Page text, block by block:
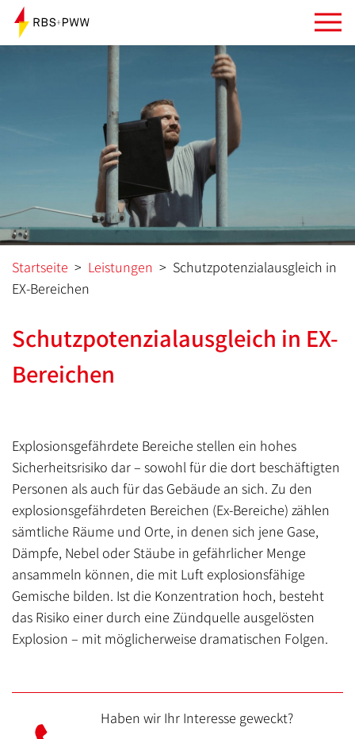
Startseite > Leistungen > Schutzpotenzialausgleich in
EX-Bereichen
Schutzpotenzialausgleich in EX-
Bereichen
Explosionsgefährdete Bereiche stellen ein hohes
Sicherheitsrisiko dar – sowohl für die dort beschäftigten
Personen als auch für das Gebäude an sich. Zu den
explosionsgefährdeten Bereichen (Ex-Bereiche) zählen
sämtliche Räume und Orte, in denen sich jene Gase,
Dämpfe, Nebel oder Stäube in gefährlicher Menge
ansammeln können, die mit Luft explosionsfähige
Gemische bilden. Ist die Konzentration hoch, besteht
das Risiko einer durch eine Zündquelle ausgelösten
Explosion – mit möglicherweise dramatischen Folgen.
Haben wir Ihr Interesse geweckt?